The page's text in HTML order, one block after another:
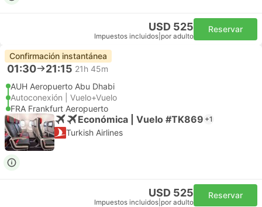
USD 525
Impuestos incluidos por adulto
Reservar
Confirmación instantánea
01:30 21:15 21h 45m
AUH Aeropuerto Abu Dhabi
Autoconexión | Vuelo+Vuelo
FRA Frankfurt Aeropuerto
Económica | Vuelo #TK869 +1
Turkish Airlines
USD 525
Impuestos incluidos por adulto
Reservar